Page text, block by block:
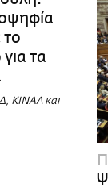
Οι Αθηναίοι
Απώλειες
Επιλογές
το
τα
ΚΙΝΑΛ και